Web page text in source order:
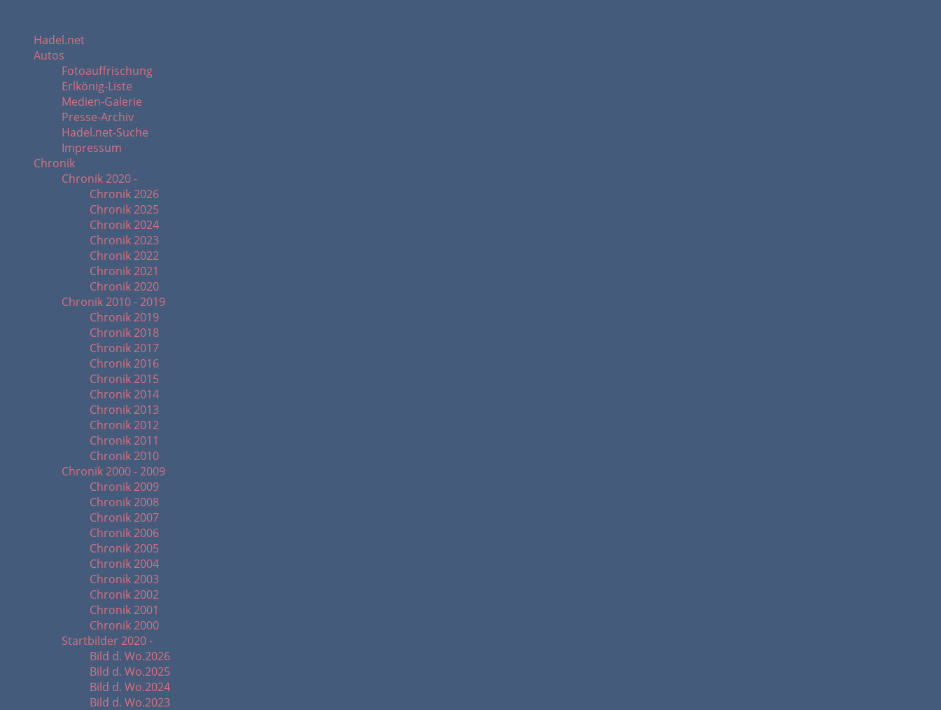
Hadel.net
Autos
Fotoauffrischung
Erlkönig-Liste
Medien-Galerie
Presse-Archiv
Hadel.net-Suche
Impressum
Chronik
Chronik 2020 -
Chronik 2026
Chronik 2025
Chronik 2024
Chronik 2023
Chronik 2022
Chronik 2021
Chronik 2020
Chronik 2010 - 2019
Chronik 2019
Chronik 2018
Chronik 2017
Chronik 2016
Chronik 2015
Chronik 2014
Chronik 2013
Chronik 2012
Chronik 2011
Chronik 2010
Chronik 2000 - 2009
Chronik 2009
Chronik 2008
Chronik 2007
Chronik 2006
Chronik 2005
Chronik 2004
Chronik 2003
Chronik 2002
Chronik 2001
Chronik 2000
Startbilder 2020 -
Bild d. Wo.2026
Bild d. Wo.2025
Bild d. Wo.2024
Bild d. Wo.2023